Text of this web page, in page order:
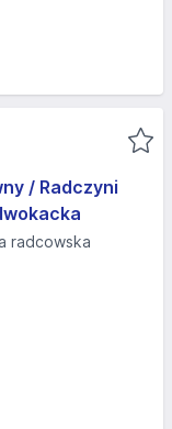
/ Radczyni
radcowska